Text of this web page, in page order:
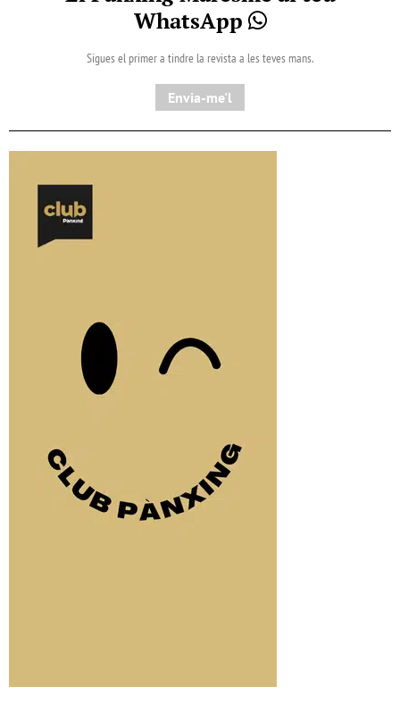
WhatsApp
Sigues el primer a tindre la revista a les teves mans.
Envia-me'l